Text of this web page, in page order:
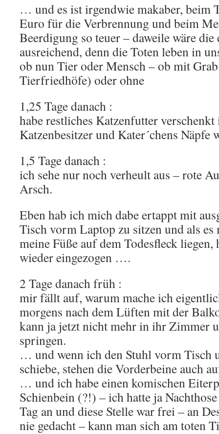
… und es ist irgendwie makaber, beim
Euro für die Verbrennung und beim
Beerdigung so teuer – daweile wäre
ausreichend, denn die Toten leben in
ob nun Tier oder Mensch – ob mit
Tierfriedhöfe) oder ohne
1,25 Tage danach :
habe restliches Katzenfutter verschenkt
Katzenbesitzer und Kater´chens Näpfe
1,5 Tage danach :
ich sehe nur noch verheult aus – rote
Arsch.
Eben hab ich mich dabe ertappt mit
Tisch vorm Laptop zu sitzen und als
meine Füße auf dem Todesfleck
wieder eingezogen ….
2 Tage danach früh :
mir fällt auf, warum mache ich
morgens nach dem Lüften mit der
kann ja jetzt nicht mehr in ihr Zimmer
springen.
… und wenn ich den Stuhl vorm Tisch
schiebe, stehen die Vorderbeine auch
… und ich habe einen komischen
Schienbein (?!) – ich hatte ja
Tag an und diese Stelle war frei – an
nie gedacht – kann man sich am toten